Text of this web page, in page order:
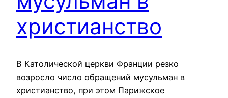
христианство
В Католической церкви Франции резко
возросло число обращений мусульман в
христианство, при этом Парижское